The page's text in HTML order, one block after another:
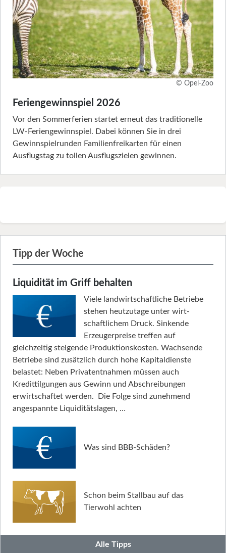
© Opel-Zoo
Feriengewinnspiel 2026
Vor den Sommerferien startet erneut das traditionelle
LW-Feriengewinnspiel. Dabei können Sie in drei
Gewinnspielrunden Familienfreikarten für einen
Ausflugstag zu tollen Ausflugszielen gewinnen.
Tipp der Woche
Liquidität im Griff behalten
Viele landwirtschaftliche Betriebe
stehen heutzutage unter wirt­
schaftlichem Druck. Sinkende
Erzeugerpreise treffen auf
gleichzeitig steigende Produktionskosten. Wachsende
Betriebe sind zusätzlich durch hohe Kapitaldienste
belastet: Neben Privatentnahmen müssen auch
Kredittilgungen aus Gewinn und Abschreibungen
erwirtschaftet werden. Die Folge sind zunehmend
angespannte Liquiditätslagen, …
Was sind BBB-Schäden?
Schon beim Stallbau auf das
Tierwohl achten
Alle Tipps